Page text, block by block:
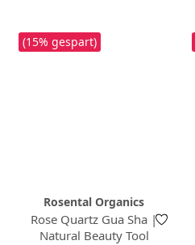
(15% gespart)
Rosental Organics
Rose Quartz Gua Sha |
Natural Beauty Tool